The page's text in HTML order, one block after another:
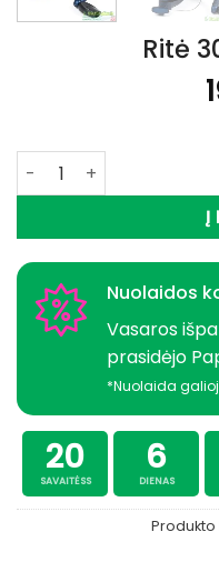
Ritė
produkto kiekis: Ritė
Į
Nuolaidos
Vasaros
prasidėjo
*Nuolaida
20
SAVAITĖSS
6
DIENAS
Produkto